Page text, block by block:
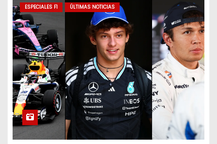
ESPECIALES F1 ÚLTIMAS NOTICIAS